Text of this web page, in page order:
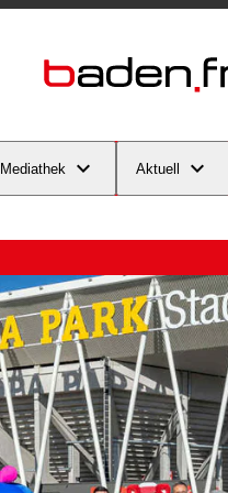
Mediathek Aktuell